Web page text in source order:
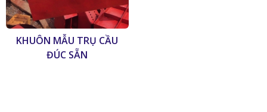
KHUÔN MẪU TRỤ CẦU
ĐÚC SẴN